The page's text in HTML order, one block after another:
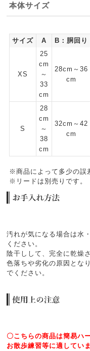
本体サイズ
サイズ A B：胴回り
XS
25
cm
～
33
cm
28cm～36
cm
S
28
cm
～
38
cm
32cm～42
cm
※商品によって多少の誤
※リードは別売りです。
汚れが気になる場合は水
ください。
陰干しして、完全に乾燥
色落ちや劣化の原因とな
でください。
〇こちらの商品は簡易ハ
お散歩練習等に適していま